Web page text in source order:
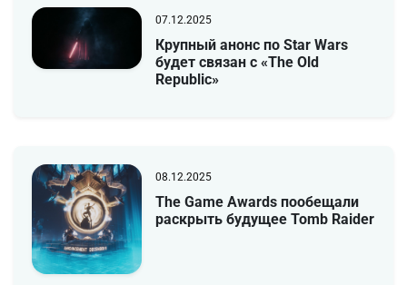
07.12.2025
Крупный анонс по Star Wars
будет связан с «The Old
Republic»
08.12.2025
The Game Awards пообещали
раскрыть будущее Tomb Raider